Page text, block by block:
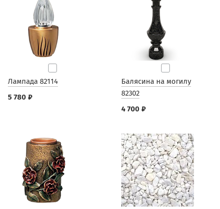
Лампада 82114
5 780 ₽
Балясина на могилу
82302
4 700 ₽